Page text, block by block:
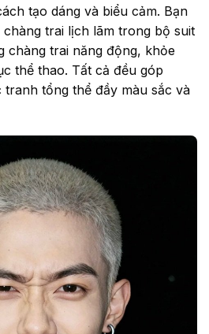
tạo dáng và biểu cảm. Bạn
trai lịch lãm trong bộ suit
chàng trai năng động, khỏe
thể thao. Tất cả đều góp
tổng thể đầy màu sắc và